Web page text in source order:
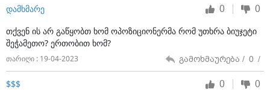
უმრავლესობამ ნიკოლაშვილის აღნიშნულ
დეპუტატების თქმით, ოპოზიცია საკრებულოს
მუშაობაში, ბიუჯეტის დაგეგმვასა და მასთან
დაკავშირებულ განხილვებში მონაწილეობას არ იღებს
და მუდამ კრიტიკით არის დაკავებული. მათივე
თქმით, ისინი მხოლოდ დესტრუქციულ ქმედებებს
დამხმარე 0 0
თქვენ ის არ გაწყობთ ხომ ოპოზიციონერმა რომ უთხრა ბიუჯეტი
შეჭამეთო? ერთობით ხომ?
თარიღი : 19-04-2023 გამოხმაურება / 0 /
$$$ 0 0